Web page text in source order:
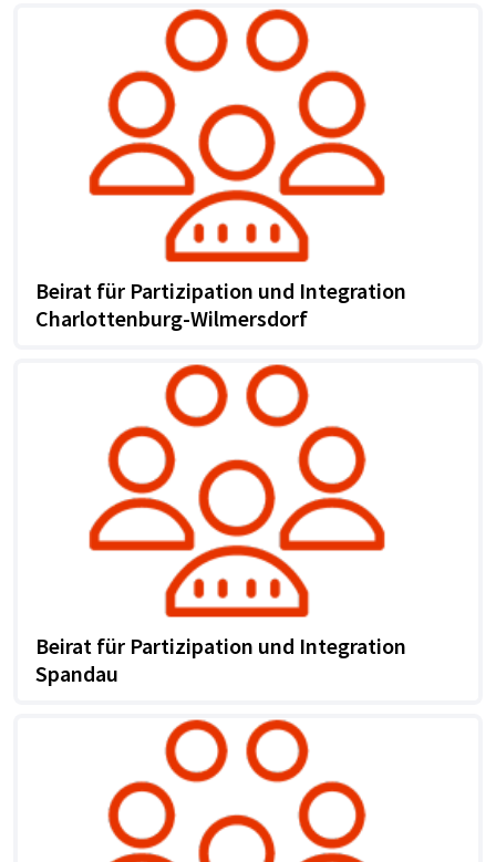
Beirat für Partizipation und Integration
Charlottenburg-Wilmersdorf
Beirat für Partizipation und Integration
Spandau